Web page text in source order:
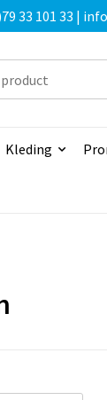
33 101 33 |
Kleding